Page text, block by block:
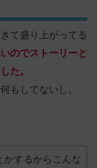
て盛り上がってる
のでストーリーと
た。
もしてないし。
かするからこんな